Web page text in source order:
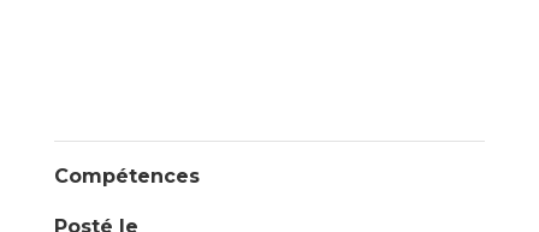
Compétences
Posté le